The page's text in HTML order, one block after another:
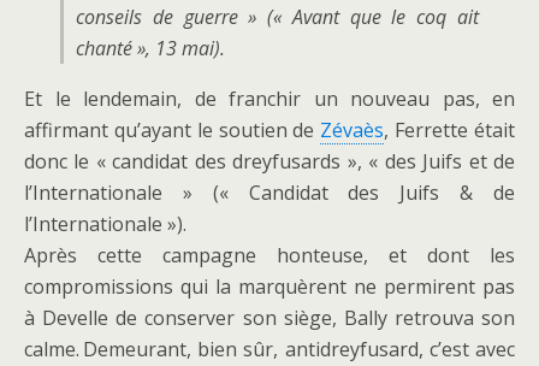
conseils de guerre » (« Avant que le coq ait
chanté », 13 mai).
Et le lendemain, de franchir un nouveau pas, en
affirmant qu’ayant le soutien de Zévaès, Ferrette était
donc le « candidat des dreyfusards », « des Juifs et de
l’Internationale » (« Candidat des Juifs & de
l’Internationale »).
Après cette campagne honteuse, et dont les
compromissions qui la marquèrent ne permirent pas
à Develle de conserver son siège, Bally retrouva son
calme. Demeurant, bien sûr, antidreyfusard, c’est avec